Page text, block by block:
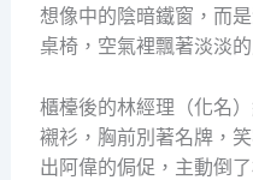
想像中的陰暗鐵窗，而
桌椅，空氣裡飄著淡淡
櫃檯後的林經理（化名
襯衫，胸前別著名牌，
出阿偉的侷促，主動倒